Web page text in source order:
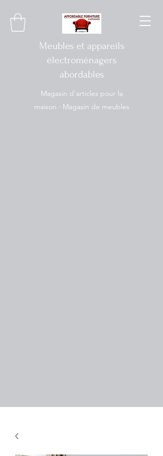
Meubles et appareils
électroménagers
abordables
Magasin d'articles pour la
maison · Magasin de meubles